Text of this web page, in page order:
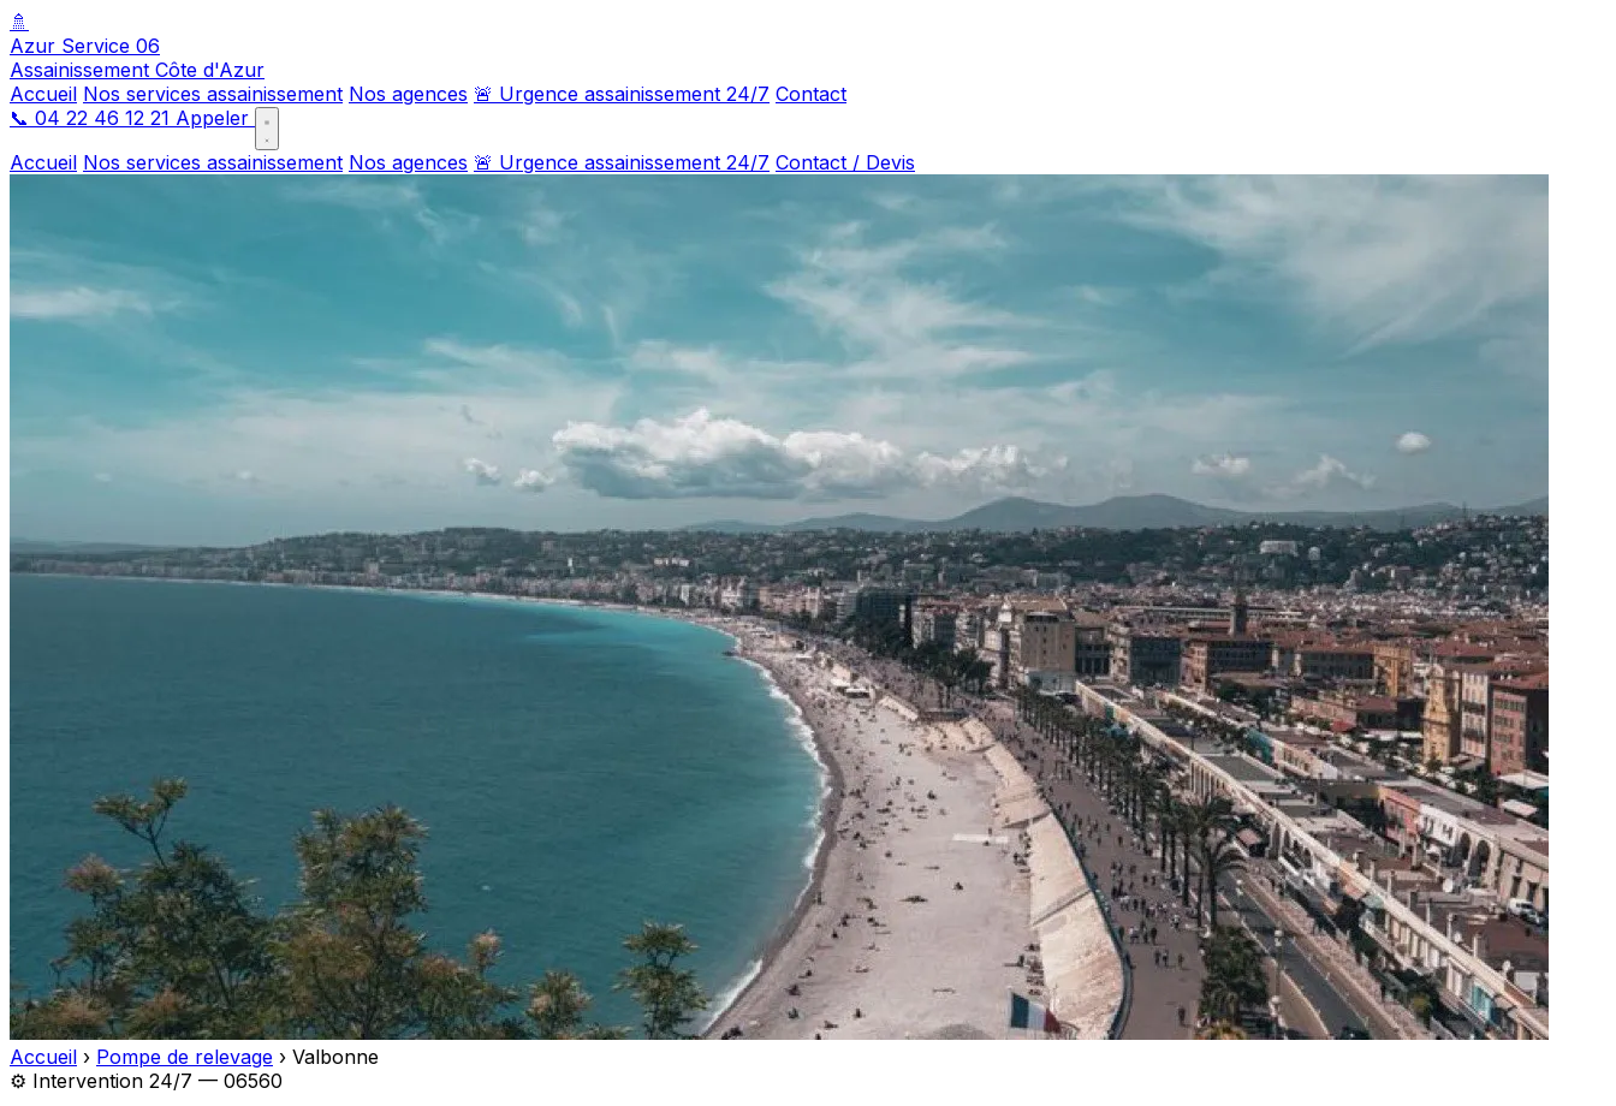
🚿
Azur Service 06
Assainissement Côte d'Azur
Accueil Nos services assainissement Nos agences 🚨 Urgence assainissement 24/7 Contact
📞 04 22 46 12 21 Appeler
Accueil Nos services assainissement Nos agences 🚨 Urgence assainissement 24/7 Contact / Devis
Accueil › Pompe de relevage › Valbonne
⚙️ Intervention 24/7 — 06560